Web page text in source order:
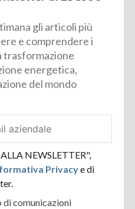
gli articoli più
e comprendere i
trasformazione
energetica,
del mondo
NEWSLETTER",
Privacye di
di comunicazioni